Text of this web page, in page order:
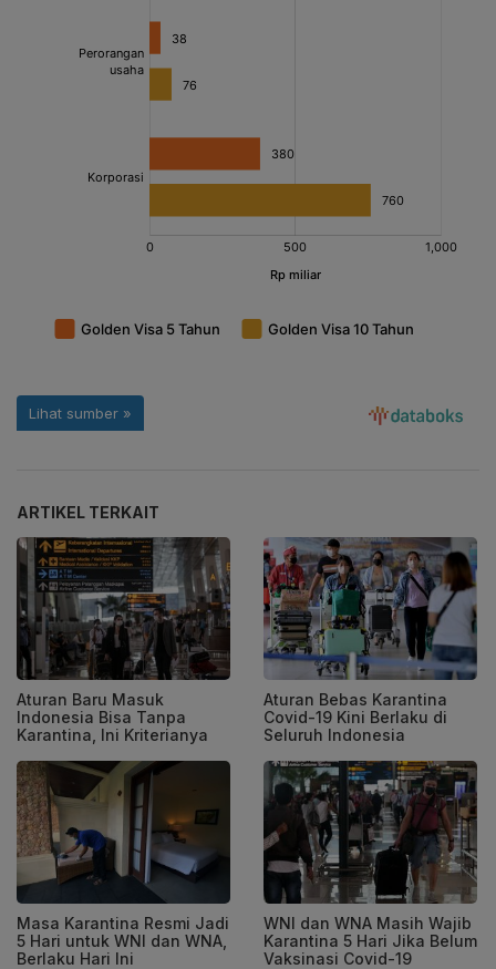
ARTIKEL TERKAIT
Aturan Baru Masuk
Indonesia Bisa Tanpa
Karantina, Ini Kriterianya
Aturan Bebas Karantina
Covid-19 Kini Berlaku di
Seluruh Indonesia
Masa Karantina Resmi Jadi
5 Hari untuk WNI dan WNA,
Berlaku Hari Ini
WNI dan WNA Masih Wajib
Karantina 5 Hari Jika Belum
Vaksinasi Covid-19